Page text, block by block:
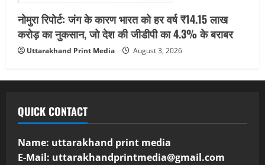
नोमुरा रिपोर्ट: जंग के कारण भारत को हर वर्ष ₹14.15 लाख
करोड़ का नुकसान, जो देश की जीडीपी का 4.3% के बराबर
Uttarakhand Print Media August 3, 2026
QUICK CONTACT
Name: uttarakhand print media
E-Mail: uttarakhandprintmedia@gmail.com